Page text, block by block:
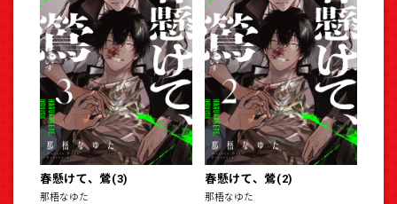
春懸けて、鶯(3)
那梧なゆた
春懸けて、鶯(2)
那梧なゆた